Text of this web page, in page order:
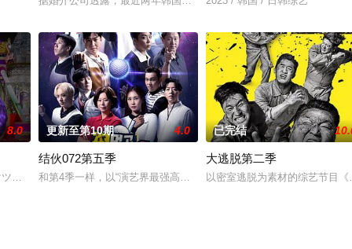
演员，她们依照职业分组，在荒僻孤岛上为了生存而战。
8.0
コ・デラックスが、世間で密かに話題になっていることが書かれた「○○
更新至第10期 4.0
结伙072第五季
和第4季一样，以“演艺界最强高尔夫球手”的头衔展开的淘汰赛形式
已完结
大逃脱第二季
以密室逃脱为素材的综艺节目